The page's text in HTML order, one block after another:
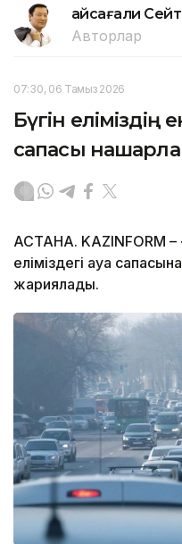
Ғайсағали
Авторлар
07:30, 06 Тамыз 2026
Бүгін еліміздің
сапасы
АСТАНА. KAZINFORM –
еліміздегі ауа
жариялады.